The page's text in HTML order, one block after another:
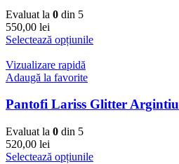
Evaluat la 0 din 5
550,00 lei
Selectează opțiunile
Vizualizare rapidă
Adaugă la favorite
Pantofi Lariss Glitter Argintiu
Evaluat la 0 din 5
520,00 lei
Selectează opțiunile